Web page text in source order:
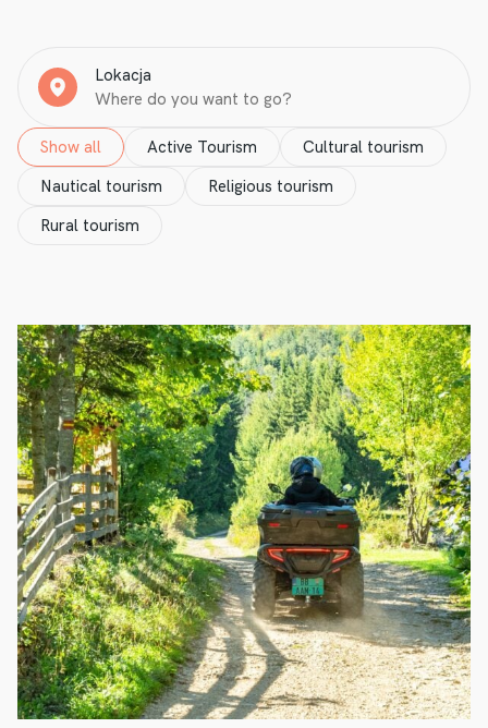
Lokacja
Show all Active Tourism
Cultural tourism
Nautical tourism
Religious tourism
Rural tourism